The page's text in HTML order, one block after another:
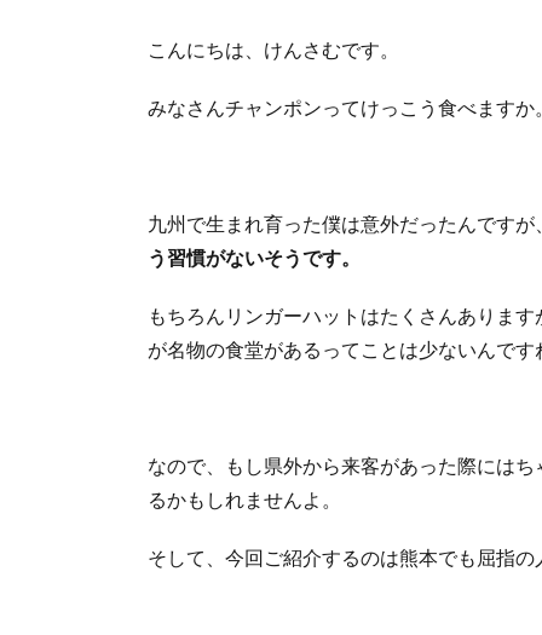
こんにちは、けんさむです。
みなさんチャンポンってけっこう食べますか
九州で生まれ育った僕は意外だったんですが
う習慣がないそうです。
もちろんリンガーハットはたくさんありま
が名物の食堂があるってことは少ないんです
なので、もし県外から来客があった際には
るかもしれませんよ。
そして、今回ご紹介するのは熊本でも屈指